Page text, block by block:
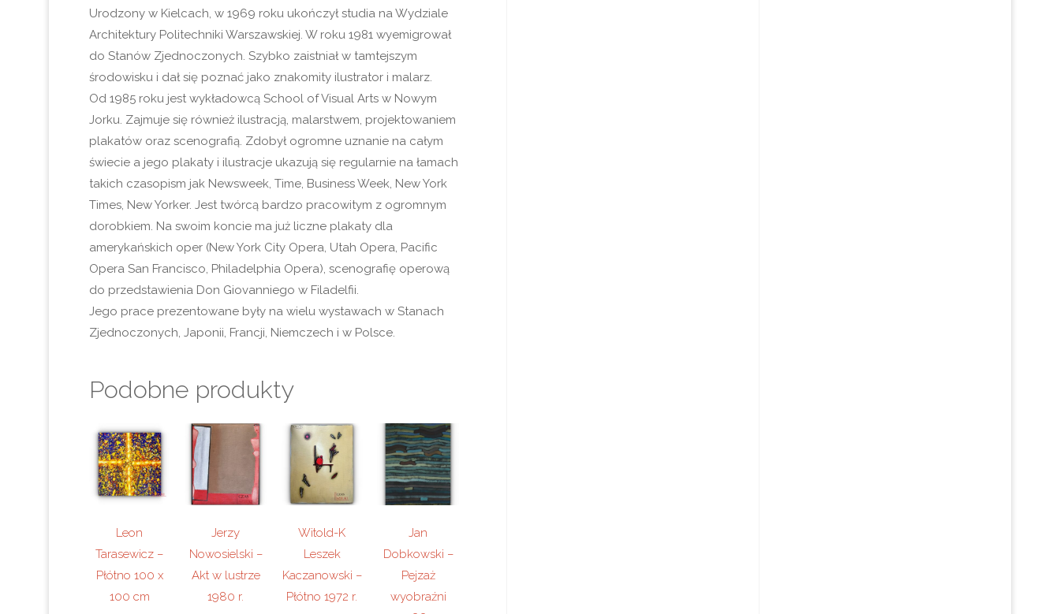
Urodzony w Kielcach, w 1969 roku ukończył studia na Wydziale
Architektury Politechniki Warszawskiej. W roku 1981 wyemigrował
do Stanów Zjednoczonych. Szybko zaistniał w tamtejszym
środowisku i dał się poznać jako znakomity ilustrator i malarz.
Od 1985 roku jest wykładowcą School of Visual Arts w Nowym
Jorku. Zajmuje się również ilustracją, malarstwem, projektowaniem
plakatów oraz scenografią. Zdobył ogromne uznanie na całym
świecie a jego plakaty i ilustracje ukazują się regularnie na łamach
takich czasopism jak Newsweek, Time, Business Week, New York
Times, New Yorker. Jest twórcą bardzo pracowitym z ogromnym
dorobkiem. Na swoim koncie ma już liczne plakaty dla
amerykańskich oper (New York City Opera, Utah Opera, Pacific
Opera San Francisco, Philadelphia Opera), scenografię operową
do przedstawienia Don Giovanniego w Filadelfii.
Jego prace prezentowane były na wielu wystawach w Stanach
Zjednoczonych, Japonii, Francji, Niemczech i w Polsce.
Podobne produkty
Leon
Tarasewicz –
Płótno 100 x
100 cm
Jerzy
Nowosielski –
Akt w lustrze
1980 r.
Witold-K
Leszek
Kaczanowski –
Płótno 1972 r.
Jan
Dobkowski –
Pejzaż
wyobraźni